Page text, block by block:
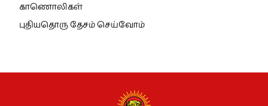
காணொலிகள்
புதியதொரு தேசம் செய்வோம்